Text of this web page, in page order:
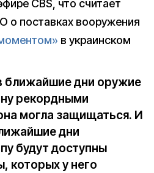
СBS, что считает
о поставках вооружения
в украинском
ближайшие дни оружие
рекордными
могла защищаться. И
дни
будут доступны
которых у него